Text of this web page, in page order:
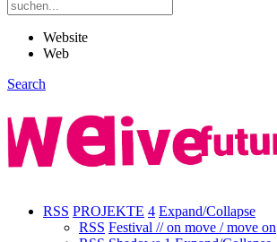
Website
Web
Search
RSS PROJEKTE 4 Expand/Collapse
RSS Festival // on move / move on